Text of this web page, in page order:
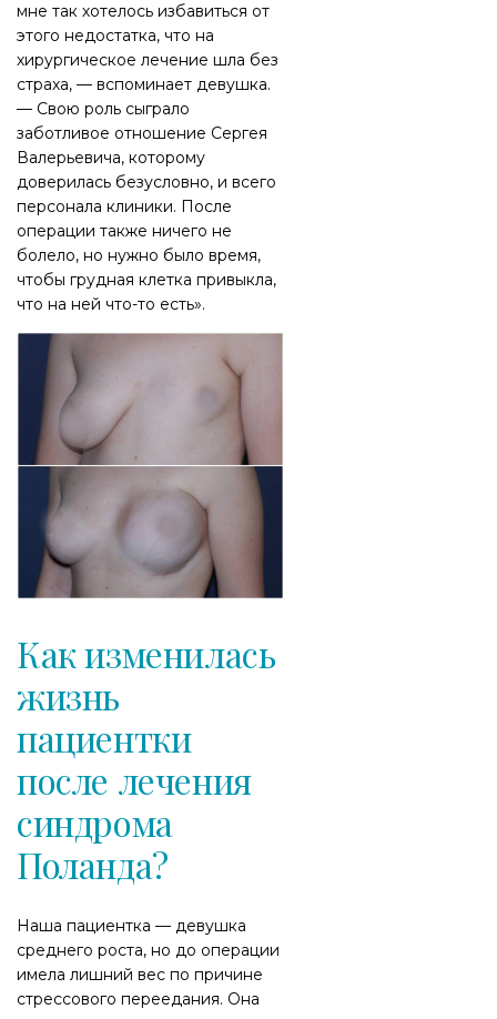
мне так хотелось избавиться от
этого недостатка, что на
хирургическое лечение шла без
страха, — вспоминает девушка.
— Свою роль сыграло
заботливое отношение Сергея
Валерьевича, которому
доверилась безусловно, и всего
персонала клиники. После
операции также ничего не
болело, но нужно было время,
чтобы грудная клетка привыкла,
что на ней что-то есть».
Как изменилась
жизнь
пациентки
после лечения
синдрома
Поланда?
Наша пациентка — девушка
среднего роста, но до операции
имела лишний вес по причине
стрессового переедания. Она